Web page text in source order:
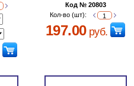
Код № 20803
Кол-во (шт):
197.00руб.